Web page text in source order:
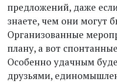
предложений, даже
знаете, чем они могут
Организованные
плану, а вот
Особенно удачным
друзьями,